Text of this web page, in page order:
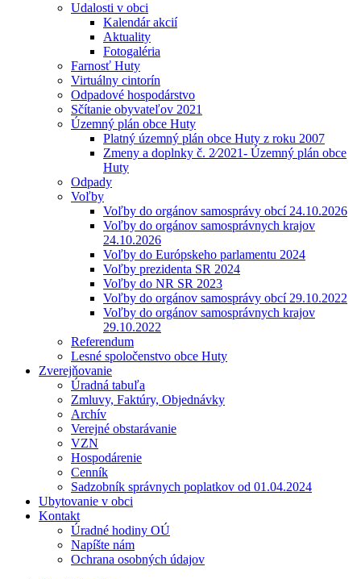
Udalosti v obci
Kalendár akcií
Aktuality
Fotogaléria
Farnosť Huty
Virtuálny cintorín
Odpadové hospodárstvo
Sčítanie obyvateľov 2021
Územný plán obce Huty
Platný územný plán obce Huty z roku 2007
Zmeny a doplnky č. 2⁄2021- Územný plán obce
Huty
Odpady
Voľby
Voľby do orgánov samosprávy obcí 24.10.2026
Voľby do orgánov samosprávnych krajov
24.10.2026
Voľby do Európskeho parlamentu 2024
Voľby prezidenta SR 2024
Voľby do NR SR 2023
Voľby do orgánov samosprávy obcí 29.10.2022
Voľby do orgánov samosprávnych krajov
29.10.2022
Referendum
Lesné spoločenstvo obce Huty
Zverejňovanie
Úradná tabuľa
Zmluvy, Faktúry, Objednávky
Archív
Verejné obstarávanie
VZN
Hospodárenie
Cenník
Sadzobník správnych poplatkov od 01.04.2024
Ubytovanie v obci
Kontakt
Úradné hodiny OÚ
Napíšte nám
Ochrana osobných údajov